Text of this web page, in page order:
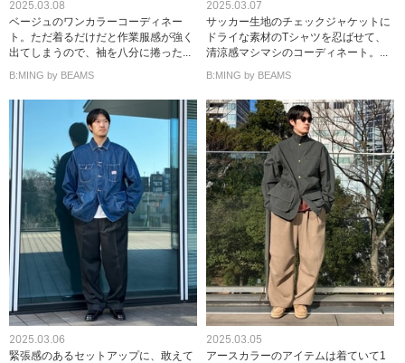
2025.03.08
ベージュのワンカラーコーディネー
ト。ただ着るだけだと作業服感が強く
出てしまうので、袖を八分に捲った...
B:MING by BEAMS
2025.03.07
サッカー生地のチェックジャケットに
ドライな素材のTシャツを忍ばせて、
清涼感マシマシのコーディネート。...
B:MING by BEAMS
2025.03.06
緊張感のあるセットアップに、敢えて
2025.03.05
アースカラーのアイテムは着ていて1